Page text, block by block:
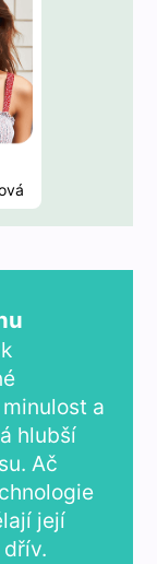
a
hlubší
Ač
její